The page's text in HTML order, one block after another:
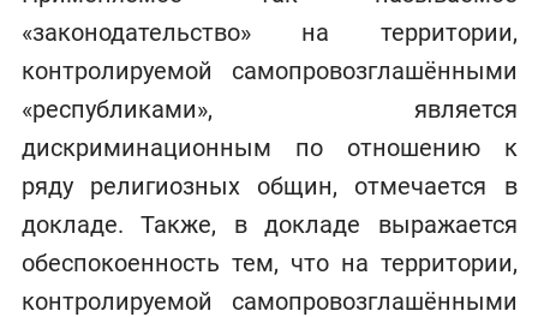
«законодательство» на территории,
контролируемой самопровозглашёнными
«республиками», является
дискриминационным по отношению к
ряду религиозных общин, отмечается в
докладе. Также, в докладе выражается
обеспокоенность тем, что на территории,
контролируемой самопровозглашёнными